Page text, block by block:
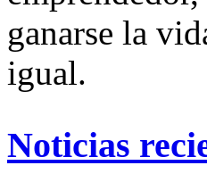
ganarse la
igual.
Noticias